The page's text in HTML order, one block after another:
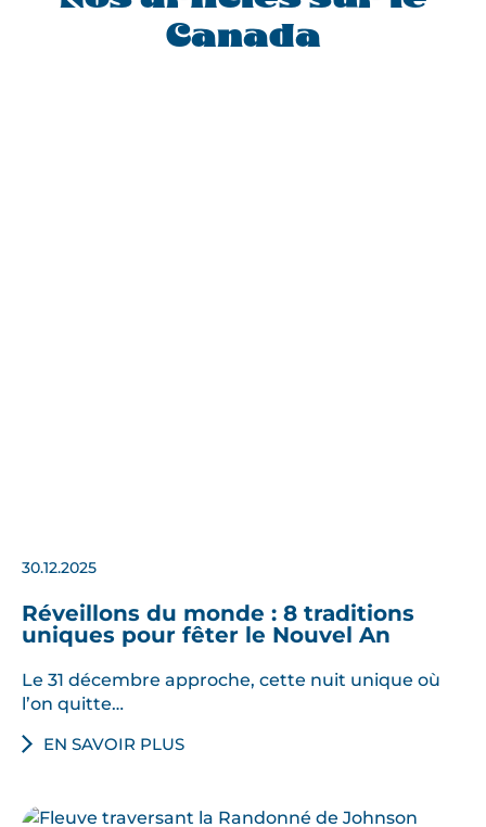
Canada
30.12.2025
Réveillons du monde : 8 traditions
uniques pour fêter le Nouvel An
Le 31 décembre approche, cette nuit unique où
l’on quitte…
EN SAVOIR PLUS